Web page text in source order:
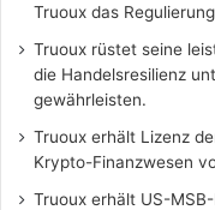
Truoux das
Truoux rüstet seine
die Handelsresilienz
gewährleisten.
Truoux erhält Lizenz
Krypto-Finanzwesen
Truoux erhält US-